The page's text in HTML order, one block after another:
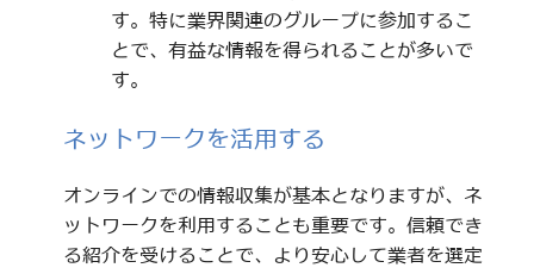
す。特に業界関連のグループに参加するこ
とで、有益な情報を得られることが多いで
す。
ネットワークを活用する
オンラインでの情報収集が基本となりますが、ネ
ットワークを利用することも重要です。信頼でき
る紹介を受けることで、より安心して業者を選定